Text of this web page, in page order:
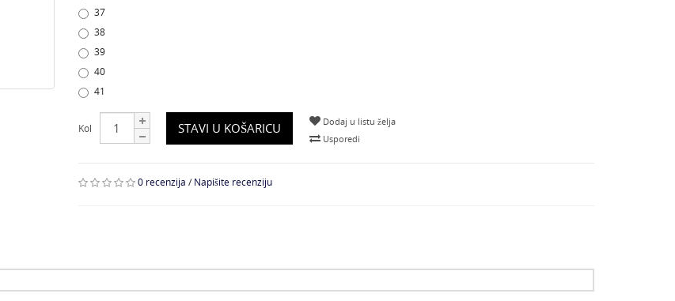
37
38
39
40
41
Kol STAVI U KOŠARICU
Dodaj u listu želja
Usporedi
0 recenzija / Napišite recenziju